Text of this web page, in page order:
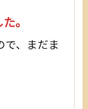
。
で、まだま